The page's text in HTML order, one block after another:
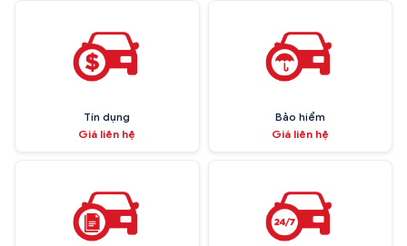
Tín dụng
Giá liên hệ
Bảo hiểm
Giá liên hệ